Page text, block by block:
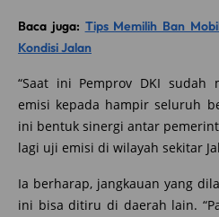
Baca juga: Tips Memilih Ban
Kondisi Jalan
“Saat ini Pemprov DKI sudah
emisi kepada hampir seluruh
ini bentuk sinergi antar
lagi uji emisi di wilayah sekitar
Ia berharap, jangkauan yang
ini bisa ditiru di daerah lain.